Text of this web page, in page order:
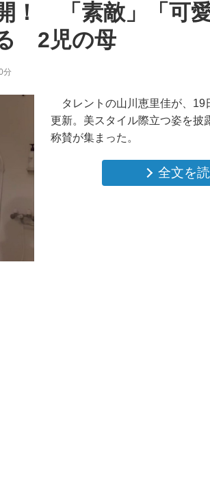
！ 「素敵」「可
2児の母
分
タレントの山川恵里佳が、19
更新。美スタイル際立つ姿を披
称賛が集まった。
全文を